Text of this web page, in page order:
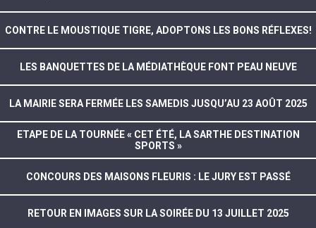
CONTRE LE MOUSTIQUE TIGRE, ADOPTONS LES BONS RÉFLEXES!
LES BANQUETTES DE LA MÉDIATHÈQUE FONT PEAU NEUVE
LA MAIRIE SERA FERMÉE LES SAMEDIS JUSQU’AU 23 AOÛT 2025
ETAPE DE LA TOURNÉE « CET ÉTÉ, LA SARTHE DESTINATION
SPORTS »
CONCOURS DES MAISONS FLEURIS : LE JURY EST PASSÉ
RETOUR EN IMAGES SUR LA SOIRÉE DU 13 JUILLET 2025